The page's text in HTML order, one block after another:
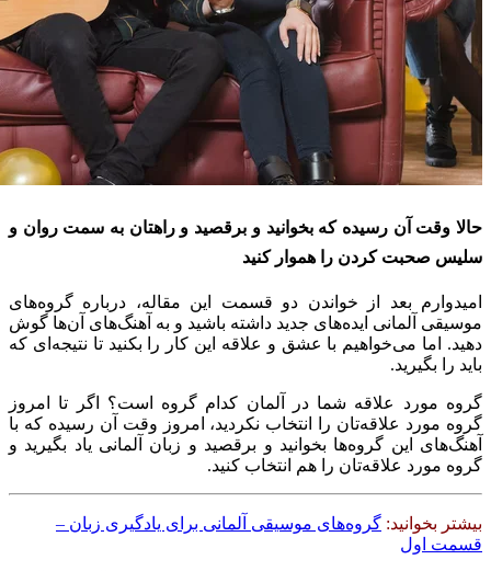
حالا وقت آن رسیده که بخوانید و برقصید و راهتان به سمت روان و
سلیس صحبت کردن را هموار کنید
امیدوارم بعد از خواندن دو قسمت این مقاله، درباره گروه‌های
موسیقی آلمانی ایده‌های جدید داشته باشید و به آهنگ‌های آن‌ها گوش
دهید. اما می‌خواهیم با عشق و علاقه این کار را بکنید تا نتیجه‌ای که
باید را بگیرید.
گروه مورد علاقه شما در آلمان کدام گروه است؟ اگر تا امروز
گروه مورد علاقه‌تان را انتخاب نکردید، امروز وقت آن رسیده که با
آهنگ‌های این گروه‌ها بخوانید و برقصید و زبان آلمانی یاد بگیرید و
گروه مورد علاقه‌تان را هم انتخاب کنید.
بیشتر بخوانید: گروه‌های موسیقی آلمانی برای یادگیری زبان –
قسمت اول